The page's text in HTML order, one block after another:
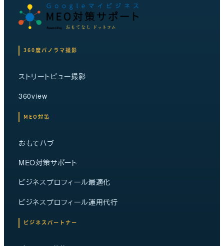
360度パノラマ撮影
ストリートビュー撮影
360view
MEO対策
おもてハブ
MEO対策サポート
ビジネスプロフィール最適化
ビジネスプロフィール運用代行
ビジネスパートナー